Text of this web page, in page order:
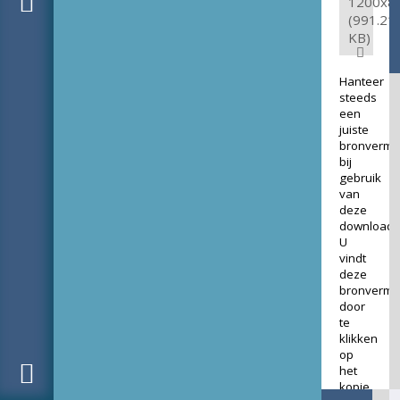
(991.21
KB)
Hanteer
steeds
een
juiste
bij
gebruik
van
deze
download.
U
vindt
deze
door
te
klikken
op
het
kopje